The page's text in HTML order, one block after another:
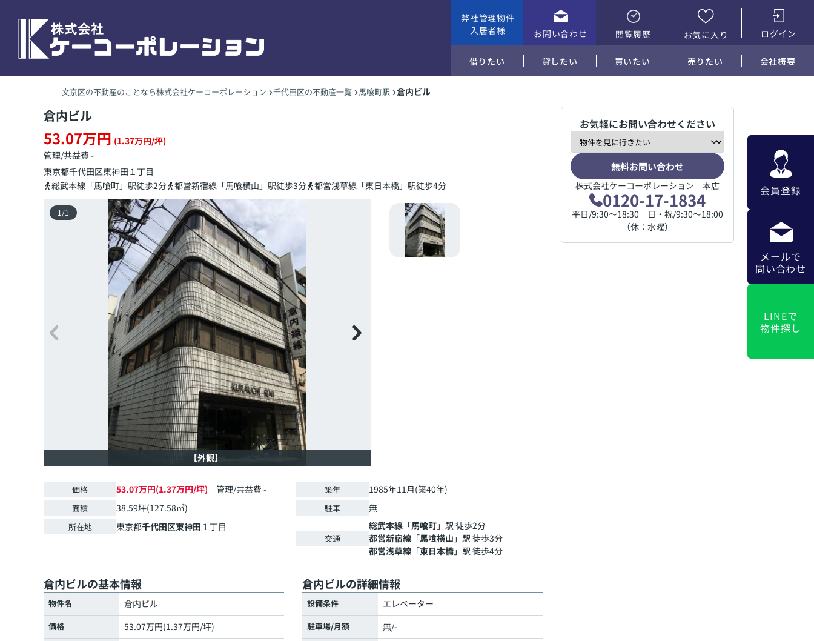
弊社管理物件
入居者様
お問い合わせ 閲覧履歴 お気に入り ログイン
借りたい 貸したい 買いたい 売りたい 会社概要
会員登録
メールで
問い合わせ
LINEで
物件探し
文京区の不動産のことなら株式会社ケーコーポレーション 千代田区の不動産一覧 馬喰町駅 倉内ビル
倉内ビル
53.07万円 (1.37万円/坪)
管理/共益費 -
東京都千代田区東神田 １丁目
総武本線「馬喰町」駅徒歩2分
都営新宿線「馬喰横山」駅徒歩3分 都営浅草線「東日本橋」駅徒歩4分
1 /1
【外観】
価格 53.07万円(1.37万円/坪) 管理/共益費 -
面積 38.59坪(127.58㎡)
所在地 東京都千代田区東神田 １丁目
築年 1985年11月(築40年)
駐車 無
交通
総武本線 「馬喰町」駅 徒歩2分
都営新宿線 「馬喰横山 」駅 徒歩3分
都営浅草線 「東日本橋」駅 徒歩4分
倉内ビルの基本情報
物件名 倉内ビル
価格 53.07万円(1.37万円/坪)
倉内ビルの詳細情報
設備条件 エレベーター
駐車場/月額 無/-
お気軽にお問い合わせください
無料お問い合わせ
株式会社ケーコーポレーション 本店
0120-17-1834
平日/9:30～18:30 日・祝/9:30～18:00
（休：水曜）